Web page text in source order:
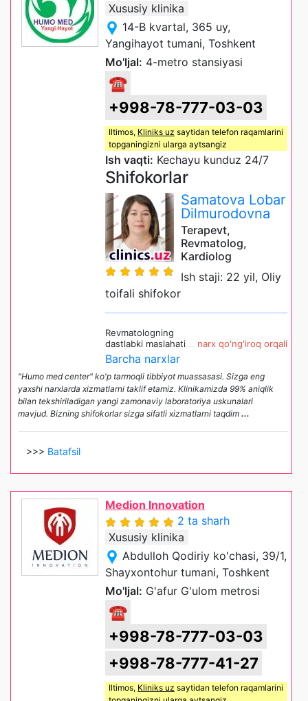
Xususiy klinika
14-B kvartal, 365 uy,
Yangihayot tumani, Toshkent
Mo'ljal: 4-metro stansiyasi
☎
+998-78-777-03-03
Iltimos, Kliniks uz saytidan telefon raqamlarini
topganingizni ularga aytsangiz
Ish vaqti: Kechayu kunduz 24/7
Shifokorlar
Samatova Lobar
Dilmurodovna
Terapevt,
Revmatolog,
Kardiolog
Ish staji: 22 yil, Oliy
toifali shifokor
Revmatologning
dastlabki maslahati
narx qo'ng'iroq orqali
Barcha narxlar
"Humo med center" ko'p tarmoqli tibbiyot muassasasi. Sizga eng
yaxshi narxlarda xizmatlarni taklif etamiz. Klinikamizda 99% aniqlik
bilan tekshiriladigan yangi zamonaviy laboratoriya uskunalari
mavjud. Bizning shifokorlar sizga sifatli xizmatlarni taqdim ...
>>> Batafsil
Medion Innovation
2 ta sharh
Xususiy klinika
Abdulloh Qodiriy ko'chasi, 39/1,
Shayxontohur tumani, Toshkent
Mo'ljal: G'afur G'ulom metrosi
☎
+998-78-777-03-03
+998-78-777-41-27
Iltimos, Kliniks uz saytidan telefon raqamlarini